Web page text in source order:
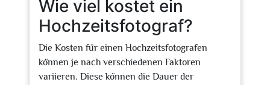
Wie viel kostet ein
Hochzeitsfotograf?
Die Kosten für einen Hochzeitsfotografen
können je nach verschiedenen Faktoren
variieren. Diese können die Dauer der